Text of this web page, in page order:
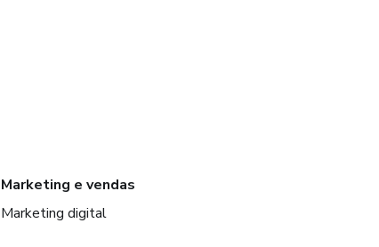
Marketing e vendas
Marketing digital